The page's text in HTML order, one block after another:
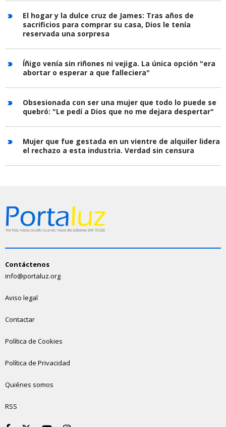
El hogar y la dulce cruz de James: Tras años de
sacrificios para comprar su casa, Dios le tenía
reservada una sorpresa
Íñigo venía sin riñones ni vejiga. La única opción "era
abortar o esperar a que falleciera"
Obsesionada con ser una mujer que todo lo puede se
quebró: "Le pedí a Dios que no me dejara despertar"
Mujer que fue gestada en un vientre de alquiler lidera
el rechazo a esta industria. Verdad sin censura
Contáctenos
info@portaluz.org
Aviso legal
Contactar
Política de Cookies
Política de Privacidad
Quiénes somos
RSS